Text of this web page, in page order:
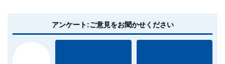
アンケート:ご意見をお聞かせください